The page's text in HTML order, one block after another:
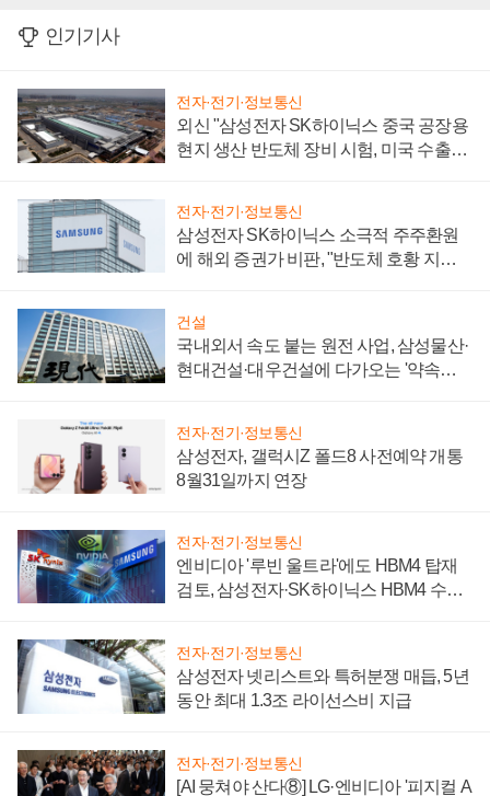
인기기사
전자·전기·정보통신
외신 "삼성전자 SK하이닉스 중국 공장용
현지 생산 반도체 장비 시험, 미국 수출통
전자·전기·정보통신
삼성전자 SK하이닉스 소극적 주주환원
에 해외 증권가 비판, "반도체 호황 지속
건설
국내외서 속도 붙는 원전 사업, 삼성물산·
현대건설·대우건설에 다가오는 '약속의
전자·전기·정보통신
삼성전자, 갤럭시Z 폴드8 사전예약 개통
8월31일까지 연장
전자·전기·정보통신
엔비디아 '루빈 울트라'에도 HBM4 탑재
검토, 삼성전자·SK하이닉스 HBM4 수율
전자·전기·정보통신
삼성전자 넷리스트와 특허분쟁 매듭, 5년
동안 최대 1.3조 라이선스비 지급
전자·전기·정보통신
[AI 뭉쳐야 산다⑧] LG·엔비디아 '피지컬 A